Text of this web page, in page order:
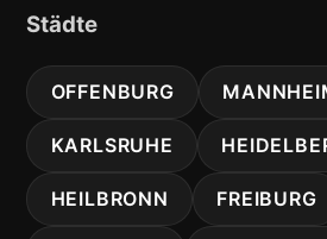
Städte
OFFENBURG
KARLSRUHE
HEILBRONN FREIBURG